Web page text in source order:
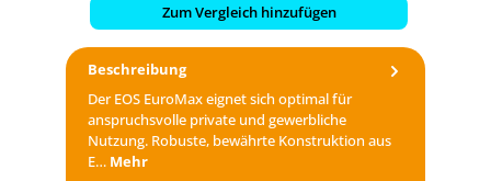
Zum Vergleich hinzufügen
Beschreibung
Der EOS EuroMax eignet sich optimal für
anspruchsvolle private und gewerbliche
Nutzung. Robuste, bewährte Konstruktion aus
E… Mehr